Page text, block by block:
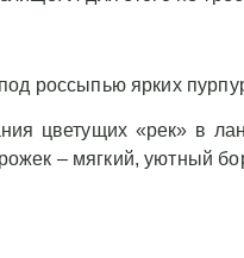
россыпью ярких
цветущих «рек» в
– мягкий, уютный